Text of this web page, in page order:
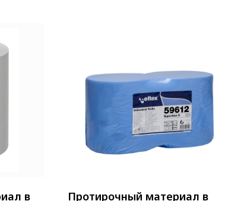
в Протирочный материал в